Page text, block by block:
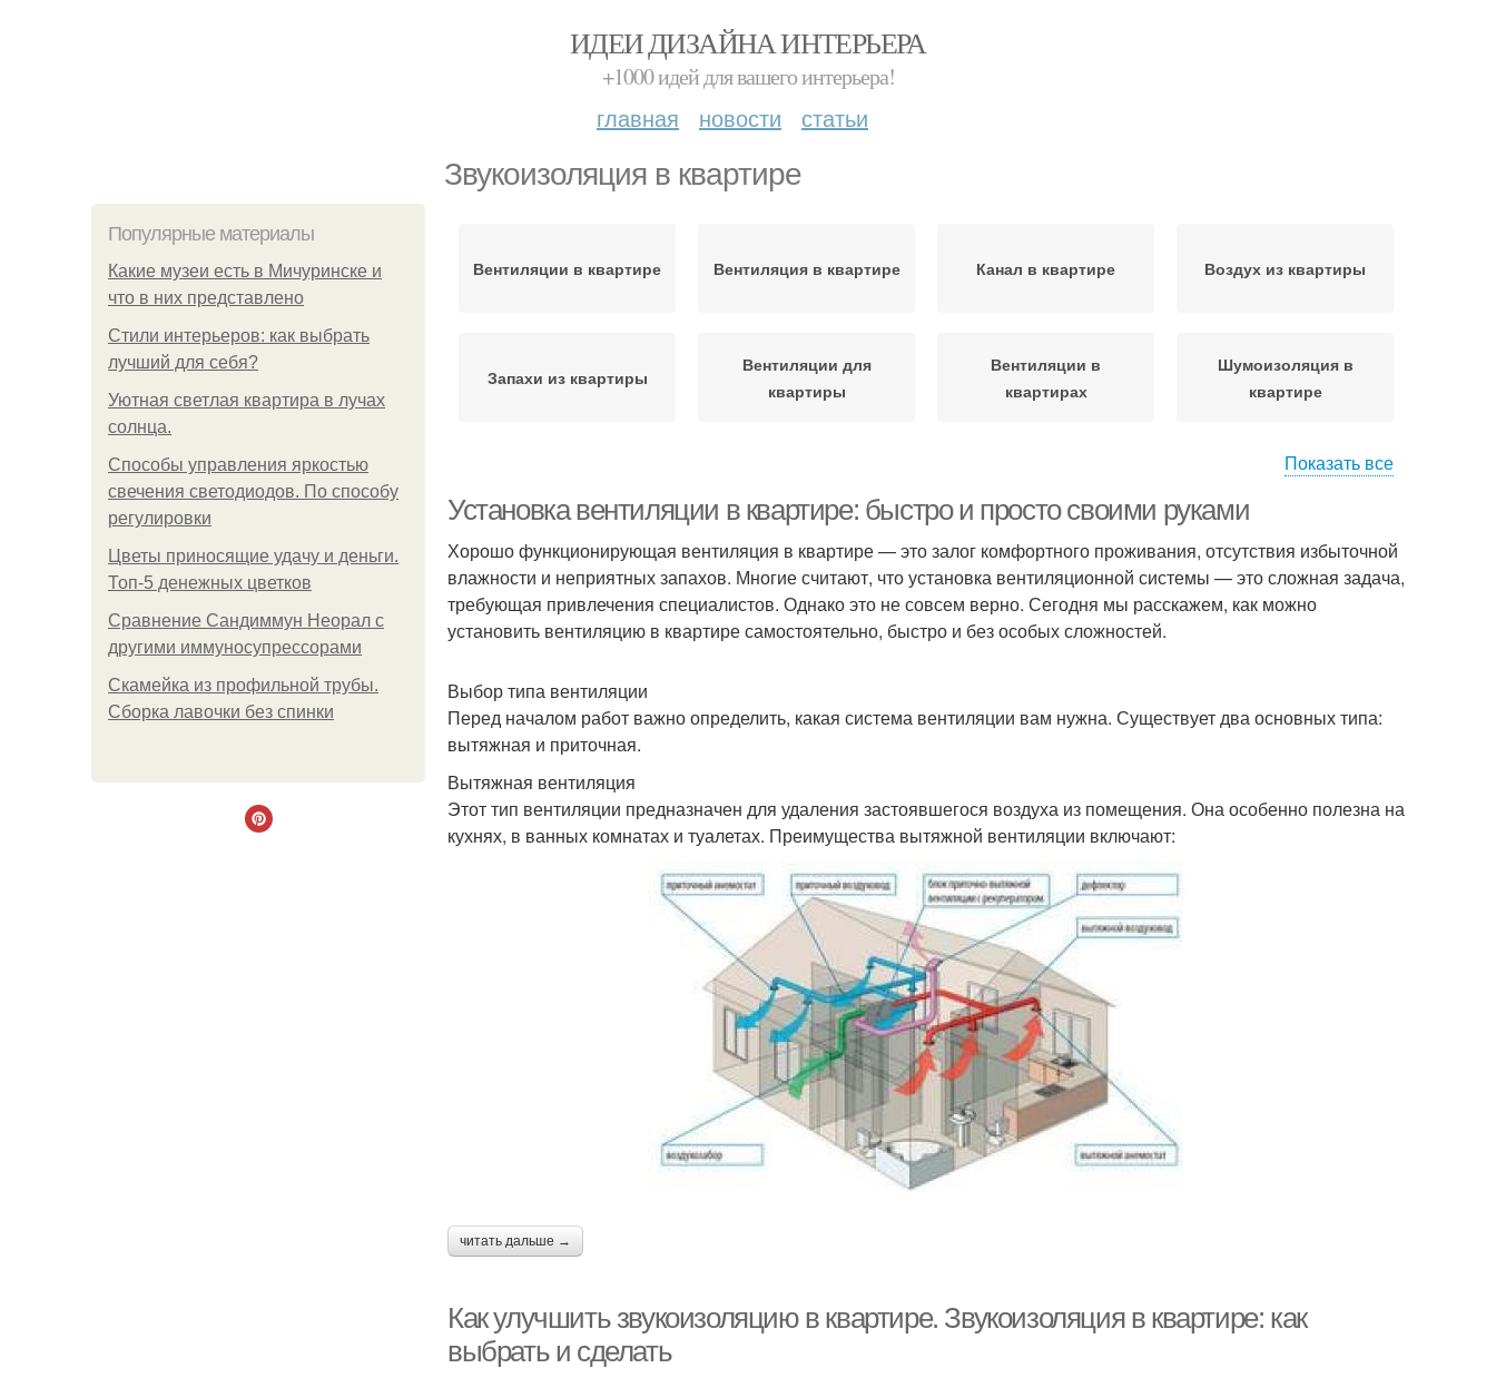
ИДЕИ ДИЗАЙНА ИНТЕРЬЕРА
+1000 идей для вашего интерьера!
главная новости статьи
Звукоизоляция в квартире
Популярные материалы
Какие музеи есть в Мичуринске и
что в них представлено
Стили интерьеров: как выбрать
лучший для себя?
Уютная светлая квартира в лучах
солнца.
Способы управления яркостью
свечения светодиодов. По способу
регулировки
Цветы приносящие удачу и деньги.
Топ-5 денежных цветков
Сравнение Сандиммун Неорал с
другими иммуносупрессорами
Скамейка из профильной трубы.
Сборка лавочки без спинки
Вентиляции в квартире Вентиляция в квартире Канал в квартире Воздух из квартиры
Запахи из квартиры
Вентиляции для
квартиры
Вентиляции в
квартирах
Шумоизоляция в
квартире
звукоизоляции
Показать все
Установка вентиляции в квартире: быстро и просто своими руками
Хорошо функционирующая вентиляция в квартире — это залог комфортного проживания, отсутствия избыточной
влажности и неприятных запахов. Многие считают, что установка вентиляционной системы — это сложная задача,
требующая привлечения специалистов. Однако это не совсем верно. Сегодня мы расскажем, как можно
установить вентиляцию в квартире самостоятельно, быстро и без особых сложностей.
Выбор типа вентиляции
Перед началом работ важно определить, какая система вентиляции вам нужна. Существует два основных типа:
вытяжная и приточная.
Вытяжная вентиляция
Этот тип вентиляции предназначен для удаления застоявшегося воздуха из помещения. Она особенно полезна на
кухнях, в ванных комнатах и туалетах. Преимущества вытяжной вентиляции включают:
читать дальше →
Как улучшить звукоизоляцию в квартире. Звукоизоляция в квартире: как
выбрать и сделать